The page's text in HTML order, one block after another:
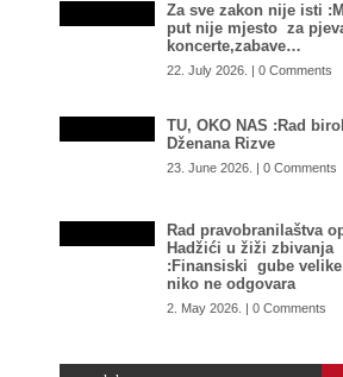
Za sve zakon nije isti
put nije mjesto za
koncerte,zabave…
22. July 2026. | 0 Comments
TU, OKO NAS :Rad
Dženana Rizve
23. June 2026. | 0 Comments
Rad pravobranilaštva
Hadžići u žiži zbivanja
:Finansiski gube
niko ne odgovara
2. May 2026. | 0 Comments